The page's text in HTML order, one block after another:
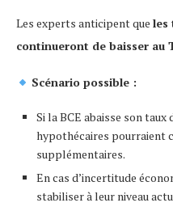
Les experts anticipent que les
continueront de baisser au
Scénario possible :
Si la BCE abaisse son taux
hypothécaires pourraient
supplémentaires.
En cas d’incertitude
stabiliser à leur niveau